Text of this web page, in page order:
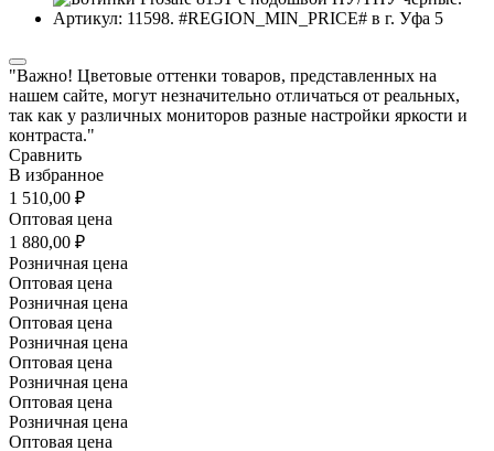
"Важно! Цветовые оттенки товаров, представленных на
нашем сайте, могут незначительно отличаться от реальных,
так как у различных мониторов разные настройки яркости и
контраста."
Сравнить
В избранное
1 510,00 ₽
Оптовая цена
1 880,00 ₽
Розничная цена
Оптовая цена
Розничная цена
Оптовая цена
Розничная цена
Оптовая цена
Розничная цена
Оптовая цена
Розничная цена
Оптовая цена